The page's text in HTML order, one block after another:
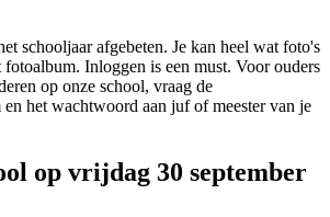
schooljaar afgebeten. Je kan heel wat foto's
Inloggen is een must. Voor ouders
op onze school, vraag de
en het wachtwoord aan juf of meester van je
op vrijdag 30 september